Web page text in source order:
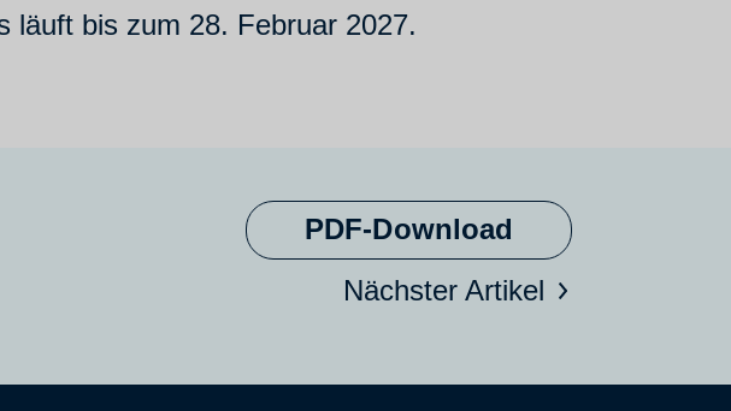
läuft bis zum 28. Februar 2027.
PDF-Download
Nächster Artikel